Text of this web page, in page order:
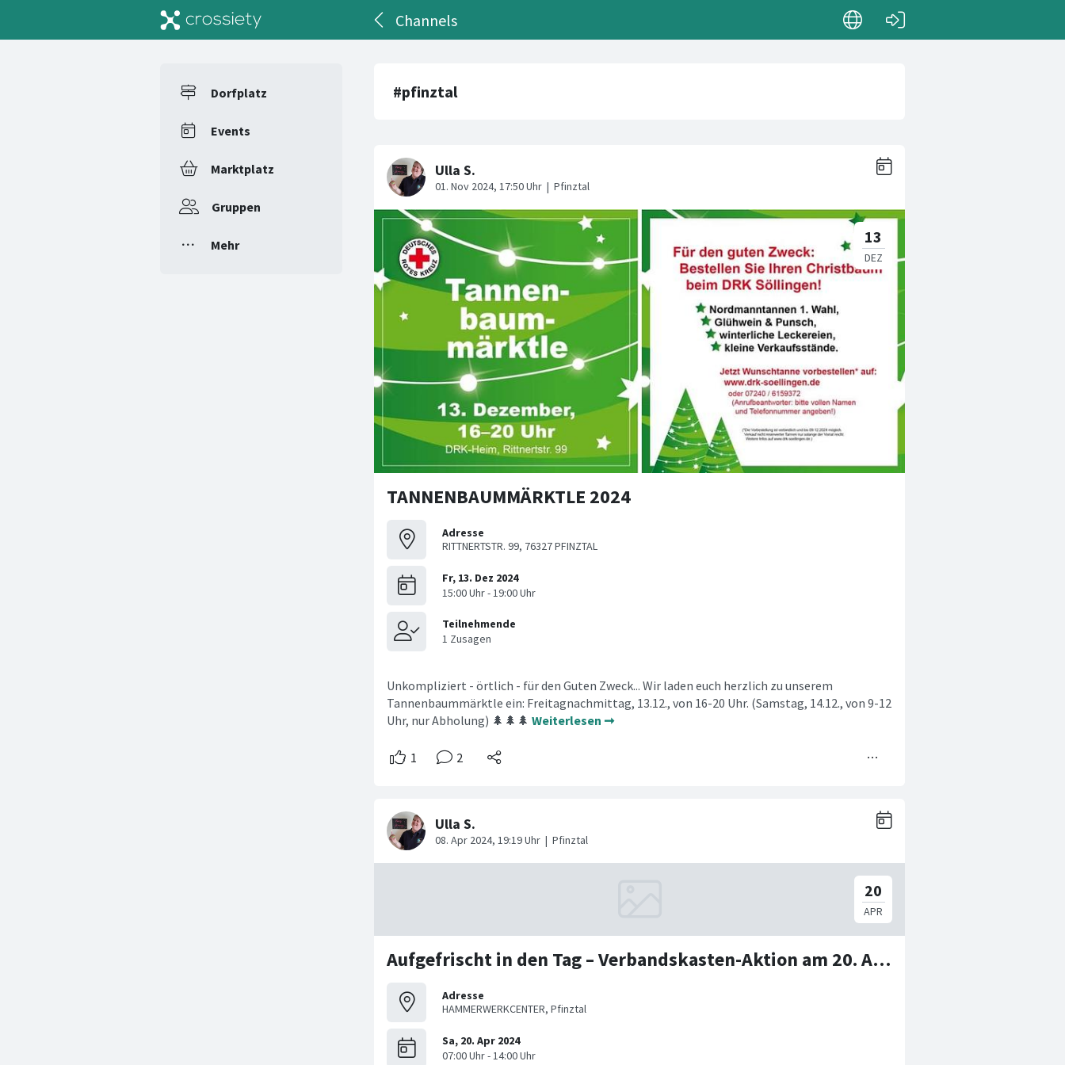
Channels
Dorfplatz
Events
Marktplatz
Gruppen
Mehr
#pfinztal
TANNENBAUMMÄRKTLE 2024
Adresse
RITTNERTSTR. 99, 76327 PFINZTAL
Unkompliziert - örtlich - für den Guten Zweck... Wir laden euch herzlich zu unserem
Tannenbaummärktle ein: Freitagnachmittag, 13.12., von 16-20 Uhr. (Samstag, 14.12., von 9-12
Uhr, nur Abholung) 🌲🌲🌲 Weiterlesen ➞
Aufgefrischt in den Tag – Verbandskasten-Aktion am 20. April 📦🚑
Adresse
HAMMERWERKCENTER, Pfinztal